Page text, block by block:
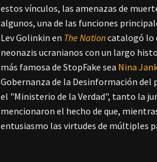
estos vínculos, las amenazas de
algunos, una de las funciones
Lev Golinkin en The Nationcatalogó lo
neonazis ucranianos con un largo
más famosa de StopFake sea Nina
Gobernanza de la Desinformación
el "Ministerio de la Verdad", tanto la
mencionaron el hecho de que,
entusiasmo las virtudes de múltiples